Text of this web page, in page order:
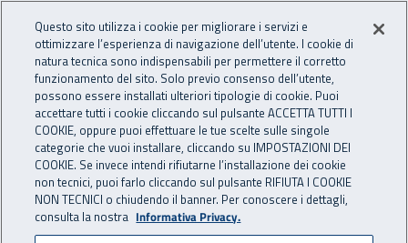
INAIL - Istituto Nazionale
Apri cerca
Navigazione principale
Navigazione - Ti trovi in:
Home Inail comunica Eventi
23 luglio 2020
Questo sito utilizza i cookie per migliorare i servizi e
ottimizzare l’esperienza di navigazione dell’utente. I cookie di
natura tecnica sono indispensabili per permettere il corretto
funzionamento del sito. Solo previo consenso dell’utente,
possono essere installati ulteriori tipologie di cookie. Puoi
accettare tutti i cookie cliccando sul pulsante ACCETTA TUTTI I
COOKIE, oppure puoi effettuare le tue scelte sulle singole
categorie che vuoi installare, cliccando su IMPOSTAZIONI DEI
COOKIE. Se invece intendi rifiutarne l’installazione dei cookie
non tecnici, puoi farlo cliccando sul pulsante RIFIUTA I COOKIE
NON TECNICI o chiudendo il banner. Per conoscere i dettagli,
consulta la nostra Informativa Privacy.